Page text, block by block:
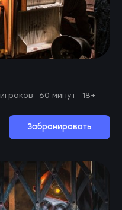
· 60 минут · 18+
Забронировать